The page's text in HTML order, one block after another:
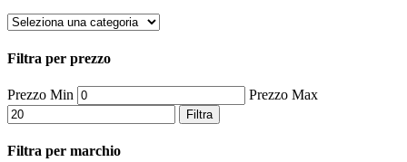
Filtra per prezzo
Prezzo Min Prezzo Max
Filtra
Filtra per marchio